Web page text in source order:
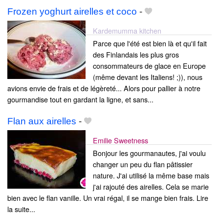
Frozen yoghurt airelles et coco -
Kardemumma kitchen
Parce que l'été est bien là et qu'il fait
des Finlandais les plus gros
consommateurs de glace en Europe
(même devant les Italiens! ;)), nous
avions envie de frais et de légèreté... Alors pour pallier à notre
gourmandise tout en gardant la ligne, et sans...
Flan aux airelles -
Emilie Sweetness
Bonjour les gourmanautes, j'ai voulu
changer un peu du flan pâtissier
nature. J'ai utilisé la même base mais
j'ai rajouté des airelles. Cela se marie
bien avec le flan vanille. Un vrai régal, il se mange bien frais. Lire
la suite...